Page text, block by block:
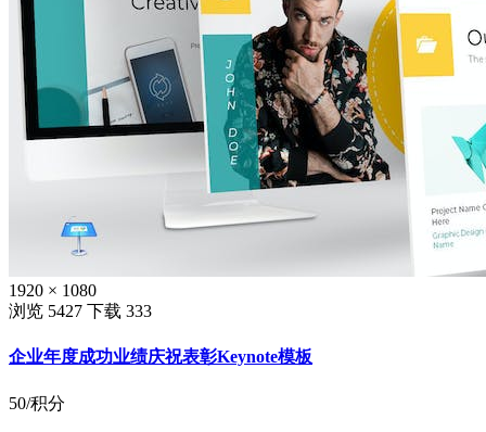
1920 × 1080
浏览 5427 下载 333
企业年度成功业绩庆祝表彰Keynote模板
50/积分